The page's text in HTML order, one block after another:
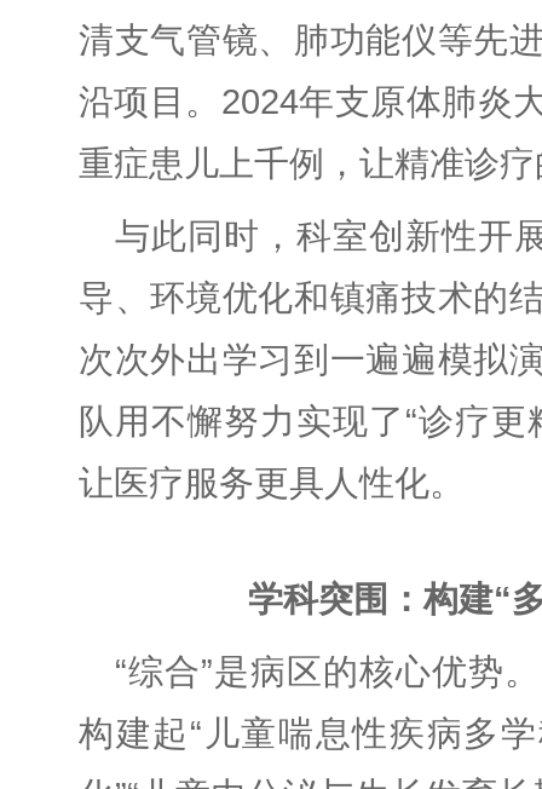
清支气管镜、肺功能仪等先
沿项目。2024年支原体肺炎
重症患儿上千例，让精准诊
与此同时，科室创新性开
导、环境优化和镇痛技术的
次次外出学习到一遍遍模拟
队用不懈努力实现了“诊疗
让医疗服务更具人性化。
学科突围：构建“
“综合”是病区的核心优势
构建起“儿童喘息性疾病多